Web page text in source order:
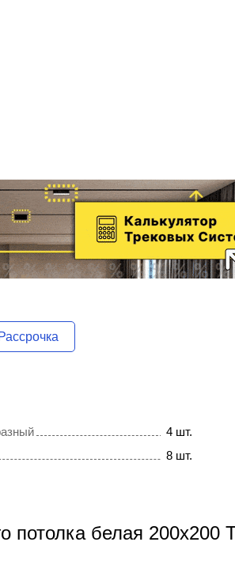
Рассрочка
4 шт.
8 шт.
потолка белая 200x200